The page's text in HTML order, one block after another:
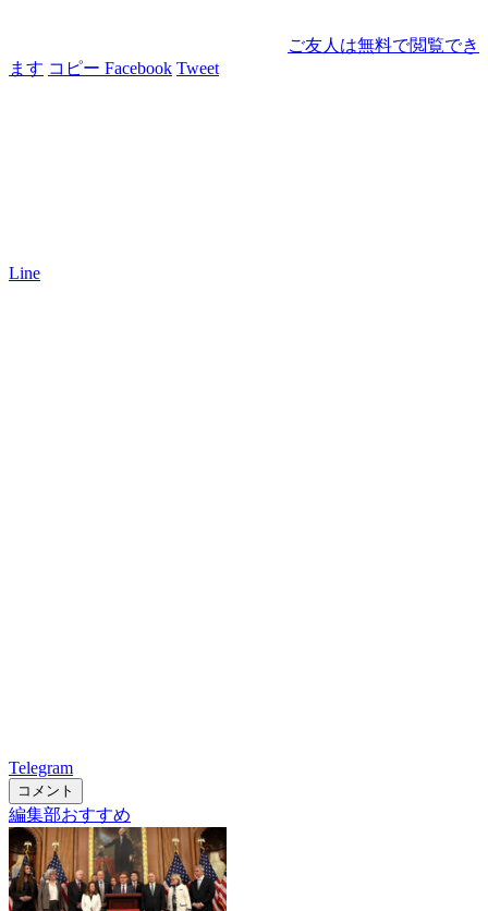
ご友人は無料で閲覧でき
ます コピー Facebook Tweet
Line
Telegram
コメント
編集部おすすめ